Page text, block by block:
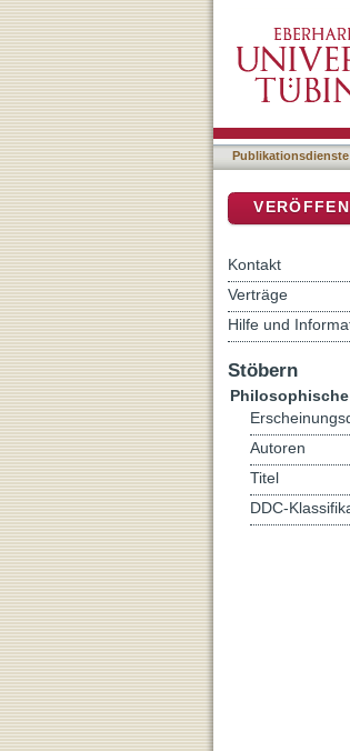
Publikationsdienste
Kontakt
Verträge
Hilfe und
Stöbern
Autoren
Titel
DDC-